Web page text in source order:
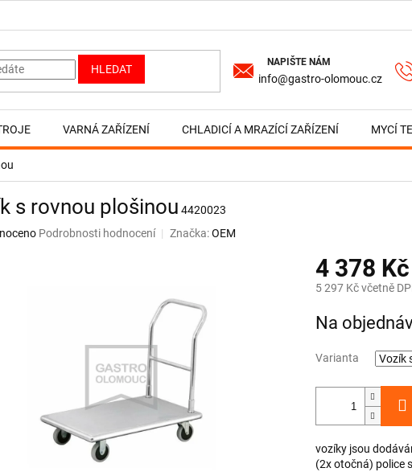
HLEDAT
info@gastro-olomouc.cz
VARNÁ ZAŘÍZENÍ CHLADICÍ A MRAZÍCÍ ZAŘÍZENÍ MYCÍ
s rovnou plošinou 4420023
Podrobnosti hodnocení Značka:OEM
4 378 Kč
5 297 Kč včetně
cena:
Na
Varianta
vozíky jsou
(2x otočná) police